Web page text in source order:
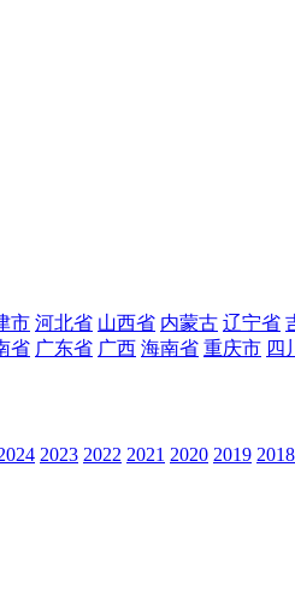
市 河北省 山西省 内蒙古 辽宁省
省 广东省 广西 海南省 重庆市 四
2023 2022 2021 2020 2019 2018